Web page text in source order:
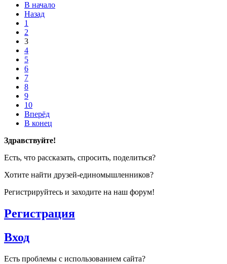
В начало
Назад
1
2
3
4
5
6
7
8
9
10
Вперёд
В конец
Здравствуйте!
Есть, что рассказать, спросить, поделиться?
Хотите найти друзей-единомышленников?
Регистрируйтесь и заходите на наш форум!
Регистрация
Вход
Есть проблемы с использованием сайта?